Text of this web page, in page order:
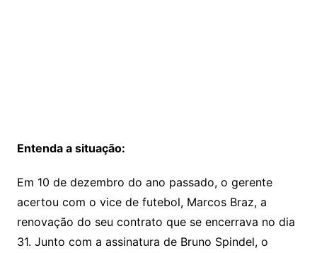
Entenda a situação:
Em 10 de dezembro do ano passado, o gerente
acertou com o vice de futebol, Marcos Braz, a
renovação do seu contrato que se encerrava no dia
31. Junto com a assinatura de Bruno Spindel, o